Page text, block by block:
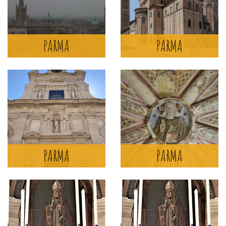
PARMA PARMA
PARMA
MORE >
PARMA PARMA
CHURCH OF SAN
FRANCESCO DEL PRATO
PARMA
MORE >
PIEVE DI MONTEOBIZZO
PAVULLO NEL